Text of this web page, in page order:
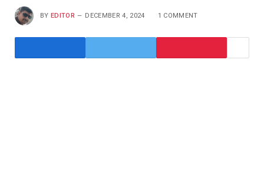
BY EDITOR DECEMBER 4, 2024 1 COMMENT